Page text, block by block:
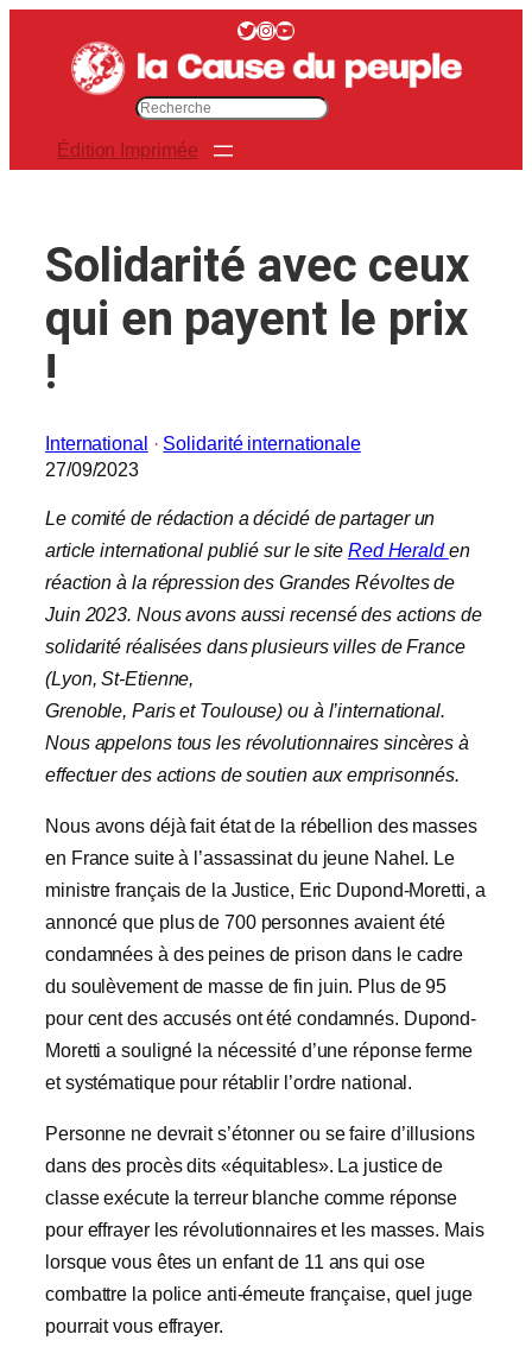
contenu
Twitter InstagramYouTube
c
e
Édition Imprimée
Solidarité avec ceux
qui en payent le prix
!
International · Solidarité internationale
27/09/2023
Le comité de rédaction a décidé de partager un
article international publié sur le site Red Heralden
réaction à la répression des Grandes Révoltes de
Juin 2023. Nous avons aussi recensé des actions de
solidarité réalisées dans plusieurs villes de France
(Lyon, St-Etienne,
Grenoble, Paris et Toulouse) ou à l’international.
Nous appelons tous les révolutionnaires sincères à
effectuer des actions de soutien aux emprisonnés.
Nous avons déjà fait état de la rébellion des masses
en France suite à l’assassinat du jeune Nahel. Le
ministre français de la Justice, Eric Dupond-Moretti, a
annoncé que plus de 700 personnes avaient été
condamnées à des peines de prison dans le cadre
du soulèvement de masse de fin juin. Plus de 95
pour cent des accusés ont été condamnés. Dupond-
Moretti a souligné la nécessité d’une réponse ferme
et systématique pour rétablir l’ordre national.
Personne ne devrait s’étonner ou se faire d’illusions
dans des procès dits «équitables». La justice de
classe exécute la terreur blanche comme réponse
pour effrayer les révolutionnaires et les masses. Mais
lorsque vous êtes un enfant de 11 ans qui ose
combattre la police anti-émeute française, quel juge
pourrait vous effrayer.